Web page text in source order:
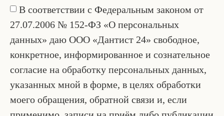
В соответствии с Федеральным законом от
27.07.2006 № 152-ФЗ «О персональных
данных» даю ООО «Дантист 24» свободное,
конкретное, информированное и сознательное
согласие на обработку персональных данных,
указанных мной в форме, в целях обработки
моего обращения, обратной связи и, если